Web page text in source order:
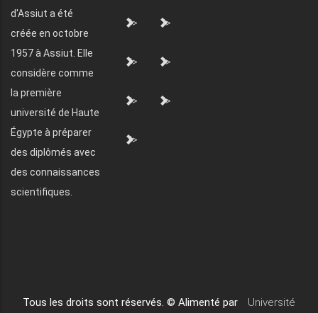
d'Assiut a été
créée en octobre
1957 à Assiut. Elle
considère comme
la première
université de Haute
Égypte à préparer
des diplômés avec
des connaissances
scientifiques.
"> ">
"> ">
"> ">
">
Tous les droits sont réservés. © Alimenté par Université